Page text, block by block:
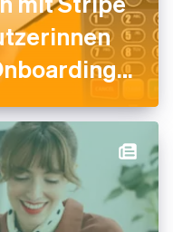
Minuten